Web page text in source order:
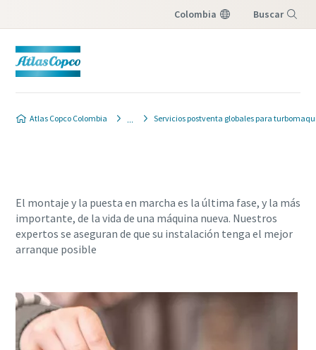
Colombia Buscar
Atlas Copco Colombia Servicios postventa globales para
El montaje y la puesta en marcha es la última fase, y la más
importante, de la vida de una máquina nueva. Nuestros
expertos se aseguran de que su instalación tenga el mejor
arranque posible